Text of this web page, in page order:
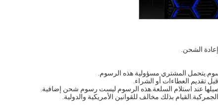
المشتري مسؤولية هذه الرسوم.
تقديم العطاءات أو الشراء.
عند استلام السلعة.هذه الرسوم ليست رسوم شحن إضافية.
بذلك مخالف للقوانين الأمريكية والدولية.